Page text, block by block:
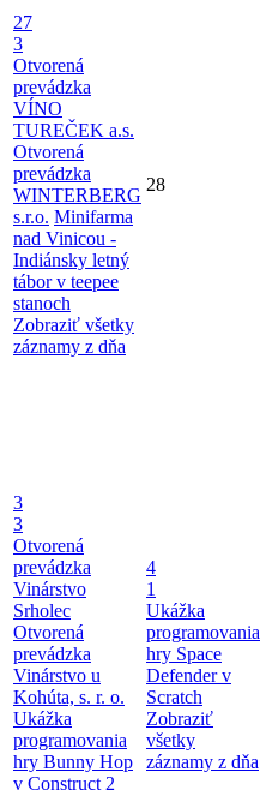
27
3
Otvorená
prevádzka
VÍNO
TUREČEK a.s.
Otvorená
prevádzka
WINTERBERG
s.r.o. Minifarma
nad Vinicou -
Indiánsky letný
tábor v teepee
stanoch
Zobraziť všetky
záznamy z dňa
28
3
3
Otvorená
prevádzka
Vinárstvo
Srholec
Otvorená
prevádzka
Vinárstvo u
Kohúta, s. r. o.
Ukážka
programovania
hry Bunny Hop
v Construct 2
4
1
Ukážka
programovania
hry Space
Defender v
Scratch
Zobraziť
všetky
záznamy z dňa